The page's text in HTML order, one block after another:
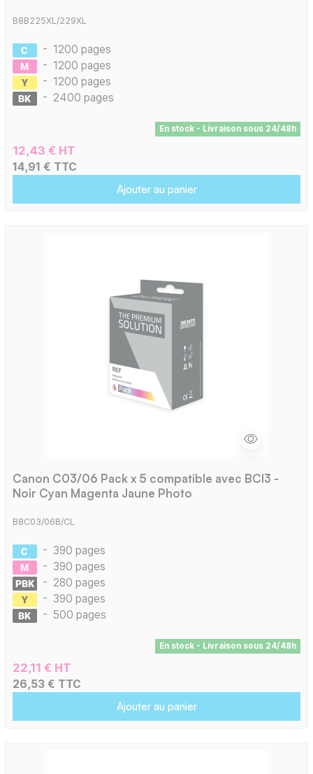
B8B225XL/229XL
- 1200 pages
- 1200 pages
- 1200 pages
- 2400 pages
En stock - Livraison sous 24/48h
12,43 € HT
14,91 € TTC
Ajouter au panier
Canon C03/06 Pack x 5 compatible avec BCI3 -
Noir Cyan Magenta Jaune Photo
B8C03/06B/CL
- 390 pages
- 390 pages
- 280 pages
- 390 pages
- 500 pages
En stock - Livraison sous 24/48h
22,11 € HT
26,53 € TTC
Ajouter au panier